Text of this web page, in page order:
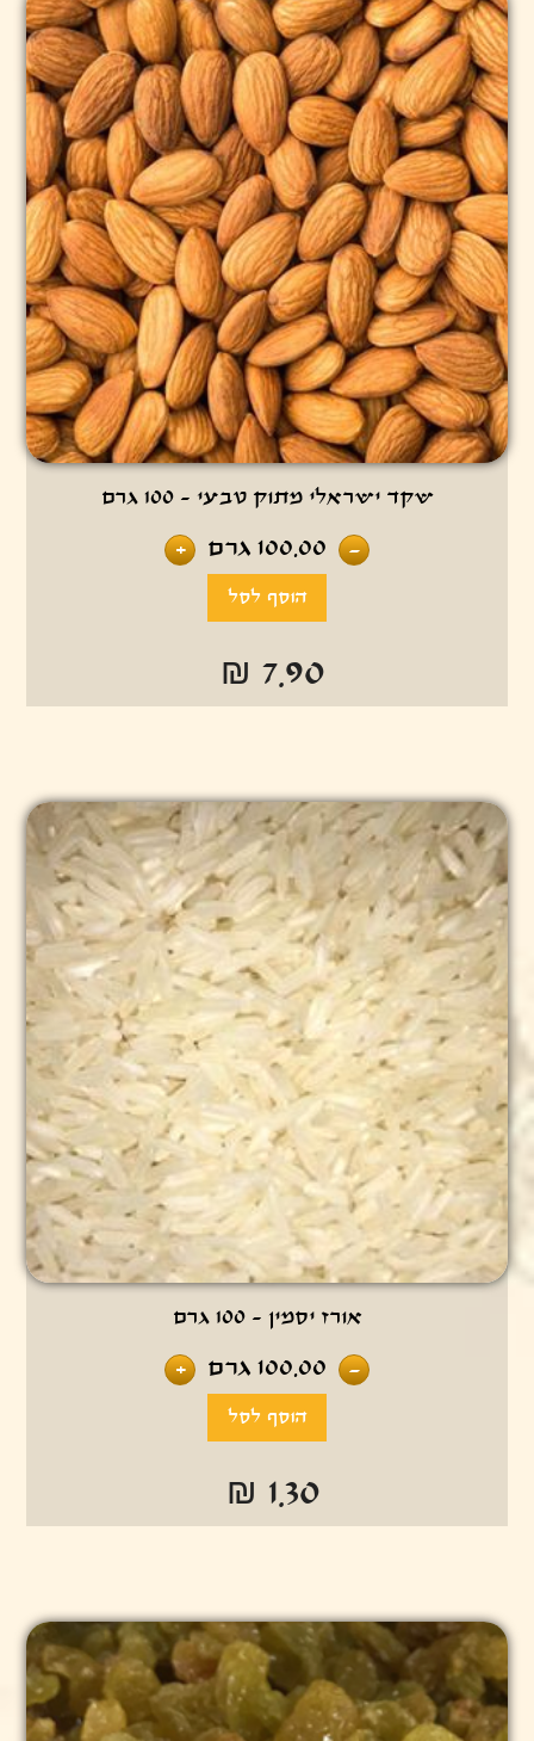
שקד ישראלי מתוק טבעי - 100 גרם
-
100.00 גרם +
₪ 7.90
אורז יסמין - 100 גרם
-
100.00 גרם +
₪ 1.30